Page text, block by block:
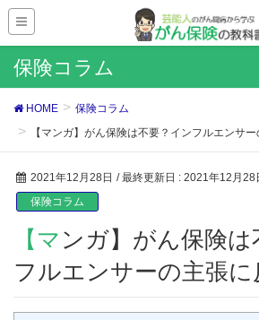
保険コラム
HOME
保険コラム
【マンガ】がん保険は不要？インフルエンサ
2021年12月28日 / 最終更新日 : 2021年12月28
保険コラム
【マンガ】がん保険は不要？イン
フルエンサーの主張